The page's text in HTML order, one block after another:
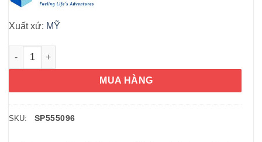
Xuất xứ: MỸ
Bột điện giải Liquid I.V. Hydration Multiplier 30 gói
MUA HÀNG
SKU: SP555096